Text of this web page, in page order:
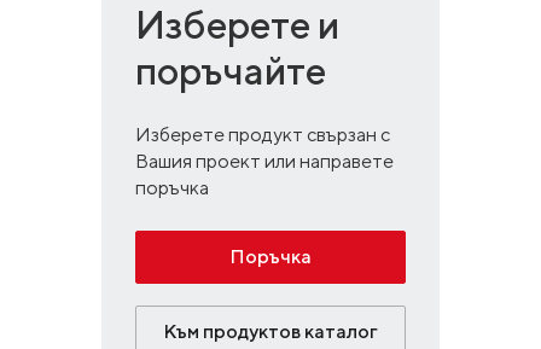
Изберете и
поръчайте
Изберете продукт свързан с
Вашия проект или направете
поръчка
Поръчка
Към продуктов каталог